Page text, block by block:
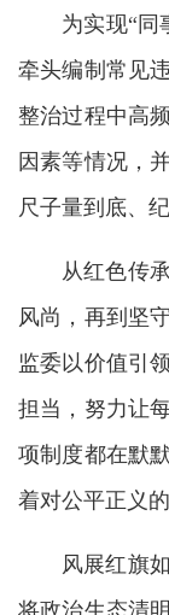
为实现“同
牵头编制常见
整治过程中高
因素等情况，
尺子量到底、
从红色传
风尚，再到坚
监委以价值引
担当，努力让
项制度都在默
着对公平正义的
风展红旗
将政治生态清